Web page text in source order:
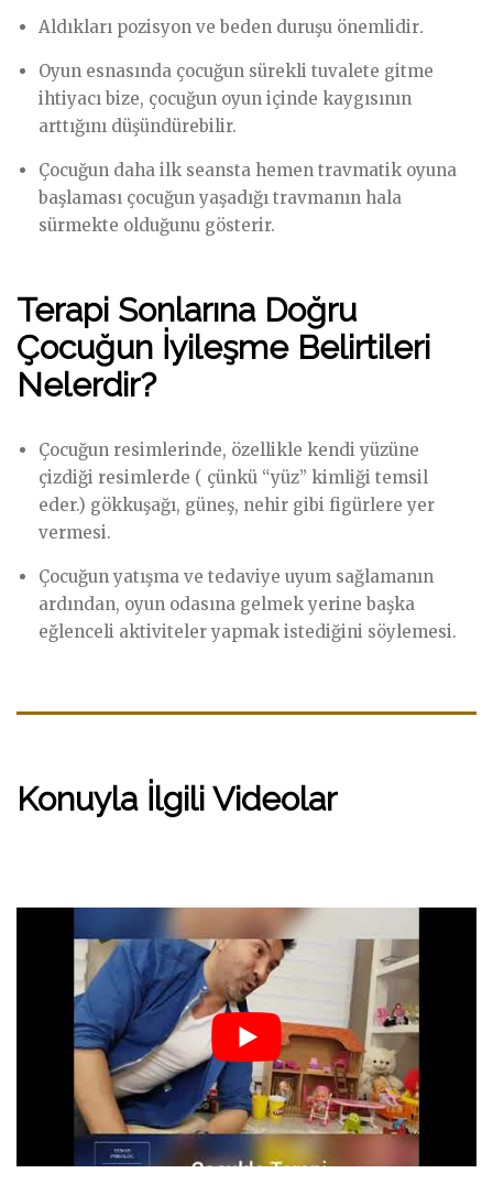
Aldıkları pozisyon ve beden duruşu önemlidir.
Oyun esnasında çocuğun sürekli tuvalete gitme
ihtiyacı bize, çocuğun oyun içinde kaygısının
arttığını düşündürebilir.
Çocuğun daha ilk seansta hemen travmatik oyuna
başlaması çocuğun yaşadığı travmanın hala
sürmekte olduğunu gösterir.
Terapi Sonlarına Doğru
Çocuğun İyileşme Belirtileri
Nelerdir?
Çocuğun resimlerinde, özellikle kendi yüzüne
çizdiği resimlerde ( çünkü “yüz” kimliği temsil
eder.) gökkuşağı, güneş, nehir gibi figürlere yer
vermesi.
Çocuğun yatışma ve tedaviye uyum sağlamanın
ardından, oyun odasına gelmek yerine başka
eğlenceli aktiviteler yapmak istediğini söylemesi.
Konuyla İlgili Videolar